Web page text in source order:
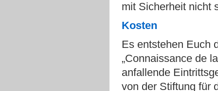
mit Sicherheit nicht
Kosten
Es entstehen Euch
„Connaissance de
anfallende
von der Stiftung für